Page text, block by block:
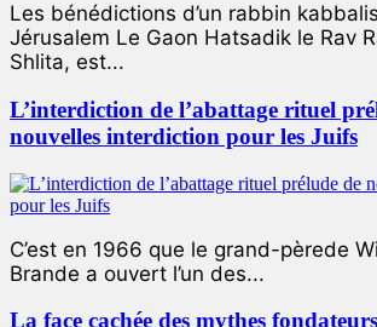
Les bénédictions d’un rabbin
Jérusalem Le Gaon Hatsadik le Rav
Shlita, est...
L’interdiction de l’abattage rituel
nouvelles interdiction pour les Juifs
C’est en 1966 que le grand-pèrede
Brande a ouvert l’un des...
La face cachée des mythes fondateurs